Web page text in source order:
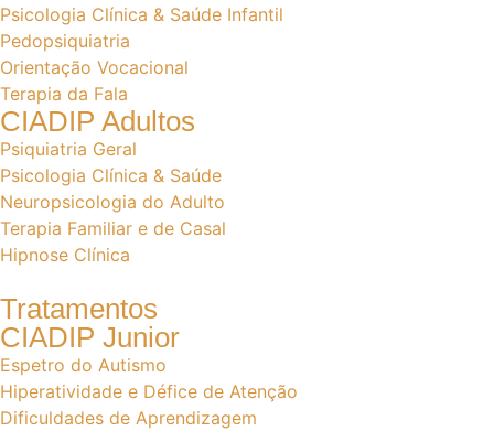
Psicologia Clínica & Saúde Infantil
Pedopsiquiatria
Orientação Vocacional
Terapia da Fala
CIADIP Adultos
Psiquiatria Geral
Psicologia Clínica & Saúde
Neuropsicologia do Adulto
Terapia Familiar e de Casal
Hipnose Clínica
Tratamentos
CIADIP Junior
Espetro do Autismo
Hiperatividade e Défice de Atenção
Dificuldades de Aprendizagem